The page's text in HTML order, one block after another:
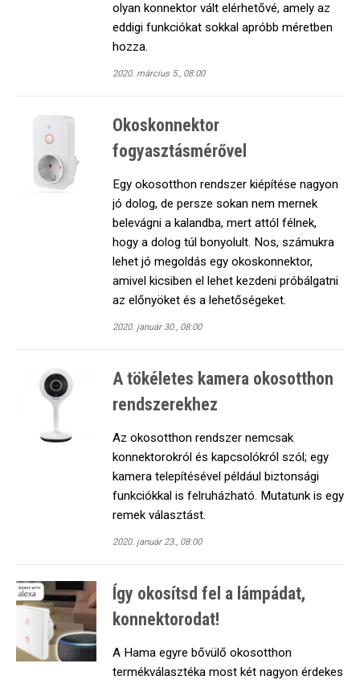
olyan konnektor vált elérhetővé, amely az
eddigi funkciókat sokkal apróbb méretben
hozza.
2020. március 5., 08:00
Okoskonnektor
fogyasztásmérővel
Egy okosotthon rendszer kiépítése nagyon
jó dolog, de persze sokan nem mernek
belevágni a kalandba, mert attól félnek,
hogy a dolog túl bonyolult. Nos, számukra
lehet jó megoldás egy okoskonnektor,
amivel kicsiben el lehet kezdeni próbálgatni
az előnyöket és a lehetőségeket.
2020. január 30., 08:00
A tökéletes kamera okosotthon
rendszerekhez
Az okosotthon rendszer nemcsak
konnektorokról és kapcsolókról szól; egy
kamera telepítésével például biztonsági
funkciókkal is felruházható. Mutatunk is egy
remek választást.
2020. január 23., 08:00
Így okosítsd fel a lámpádat,
konnektorodat!
A Hama egyre bővülő okosotthon
termékválasztéka most két nagyon érdekes